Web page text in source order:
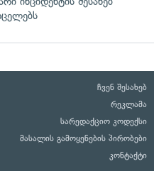
ჩვენ შესახებ
რეკლამა
სარედაქციო კოდექსი
მასალის გამოყენების პირობები
კონტაქტი